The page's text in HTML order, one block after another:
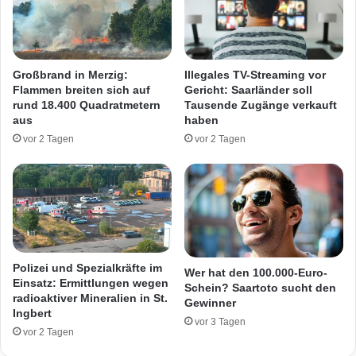
n
M
e
c
e
e
r
a
c
h
x
A
g
r
i
f
f
i
n
W
e
i
s
Großbrand in Merzig:
Flammen breiten sich auf
rund 18.400 Quadratmetern
aus
vor 2 Tagen
Illegales TV-Streaming vor
Gericht: Saarländer soll
Tausende Zugänge verkauft
haben
vor 2 Tagen
Polizei und Spezialkräfte im
Einsatz: Ermittlungen wegen
radioaktiver Mineralien in St.
Ingbert
vor 2 Tagen
Wer hat den 100.000-Euro-
Schein? Saartoto sucht den
Gewinner
vor 3 Tagen